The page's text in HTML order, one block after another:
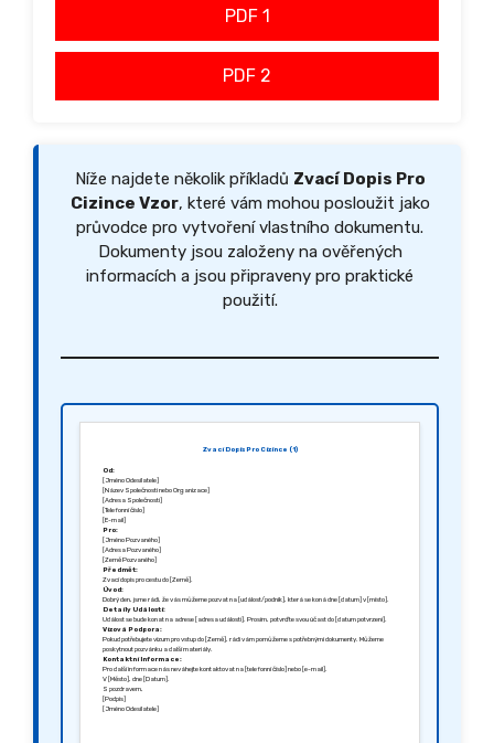
PDF 1
PDF 2
Níže najdete několik příkladů Zvací Dopis Pro
Cizince Vzor, které vám mohou posloužit jako
průvodce pro vytvoření vlastního dokumentu.
Dokumenty jsou založeny na ověřených
informacích a jsou připraveny pro praktické
použití.
Zvací Dopis Pro Cizince (1)
Od:
[Jméno Odesílatele]
[Název Společnosti nebo Organizace]
[Adresa Společnosti]
[Telefonní číslo]
[E-mail]
Pro:
[Jméno Pozvaného]
[Adresa Pozvaného]
[Země Pozvaného]
Předmět:
Zvací dopis pro cestu do [Země].
Úvod:
Dobrý den, jsme rádi, že vás můžeme pozvat na [událost/podnik], která se koná dne [datum] v [místo].
Detaily Události:
Událost se bude konat na adrese [adresa události]. Prosím, potvrďte svou účast do [datum potvrzení].
Vízová Podpora:
Pokud potřebujete vízum pro vstup do [Země], rádi vám pomůžeme s potřebnými dokumenty. Můžeme
poskytnout pozvánku a další materiály.
Kontaktní Informace:
Pro další informace nás neváhejte kontaktovat na [telefonní číslo] nebo [e-mail].
V [Město], dne [Datum].
S pozdravem,
[Podpis]
[Jméno Odesílatele]